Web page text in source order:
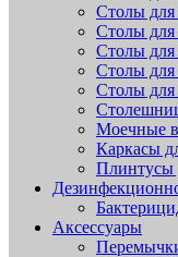
Столы
Столы для
Столы для
Столы
Столы для
Моечные
Каркасы
Плинтусы
Аксессуары